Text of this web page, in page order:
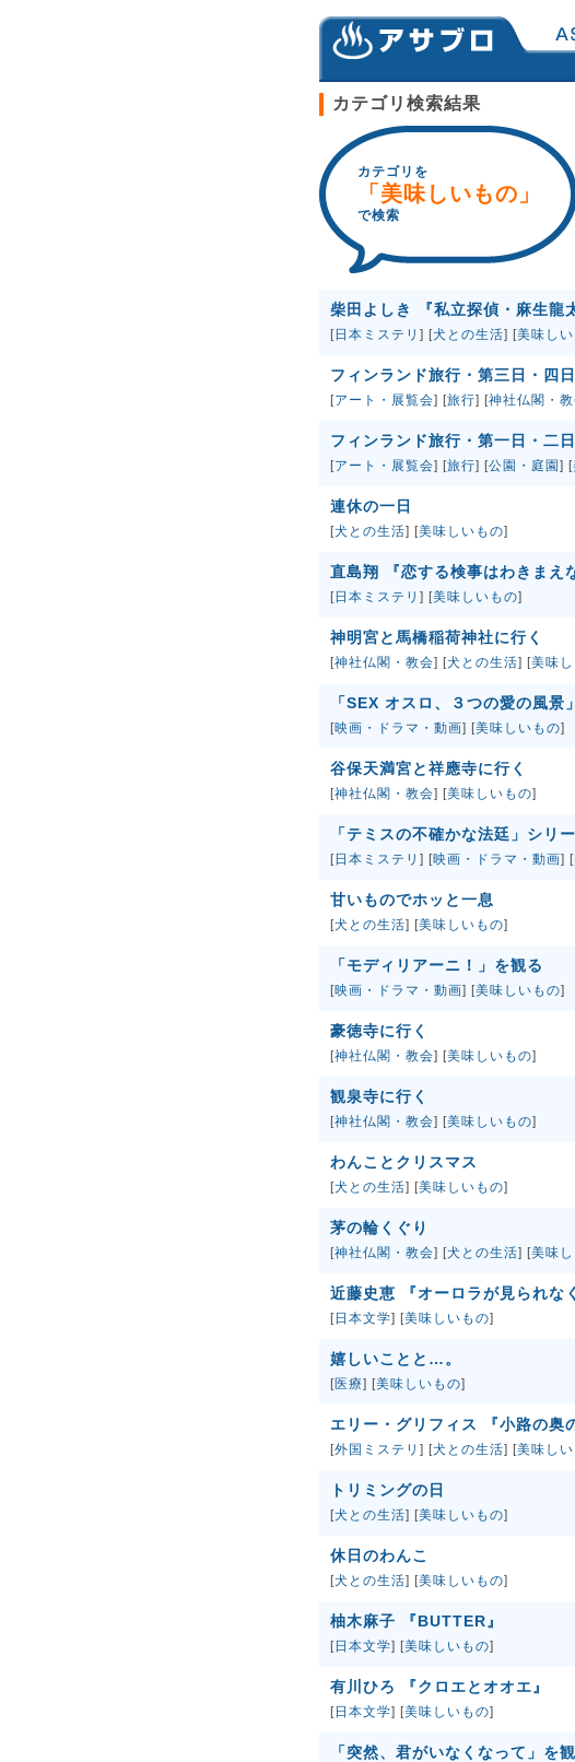
カテゴリ検索結果
カテゴリを
「美味しいもの」
で検索
柴田よしき 『私立探偵・麻生龍
[日本ミステリ ] [犬との生活] [美味し
フィンランド旅行・第三日・四
[アート・展覧会] [旅行] [神社仏閣・
フィンランド旅行・第一日・二
[アート・展覧会] [旅行] [公園・庭園 ] [
連休の一日
[犬との生活] [美味しいもの]
直島翔 『恋する検事はわきまえ
[日本ミステリ ] [美味しいもの]
神明宮と馬橋稲荷神社に行く
[神社仏閣・教会] [犬との生活] [美味
「SEX オスロ、３つの愛の風景
[映画・ドラマ・動画] [美味しいもの]
谷保天満宮と祥應寺に行く
[神社仏閣・教会] [美味しいもの]
「テミスの不確かな法廷」シリ
[日本ミステリ ] [映画・ドラマ・動画] [
甘いものでホッと一息
[犬との生活] [美味しいもの]
「モディリアーニ！」を観る
[映画・ドラマ・動画] [美味しいもの]
豪徳寺に行く
[神社仏閣・教会] [美味しいもの]
観泉寺に行く
[神社仏閣・教会] [美味しいもの]
わんことクリスマス
[犬との生活] [美味しいもの]
茅の輪くぐり
[神社仏閣・教会] [犬との生活] [美味
近藤史恵 『オーロラが見られな
[日本文学] [美味しいもの]
嬉しいことと…。
[医療] [美味しいもの]
エリー・グリフィス 『小路の奥
[外国ミステリ ] [犬との生活] [美味し
トリミングの日
[犬との生活] [美味しいもの]
休日のわんこ
[犬との生活] [美味しいもの]
柚木麻子 『BUTTER』
[日本文学] [美味しいもの]
有川ひろ 『クロエとオオエ』
[日本文学] [美味しいもの]
「突然、君がいなくなって」を